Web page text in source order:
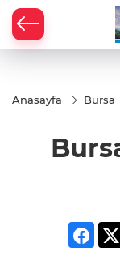
Anasayfa Bursa